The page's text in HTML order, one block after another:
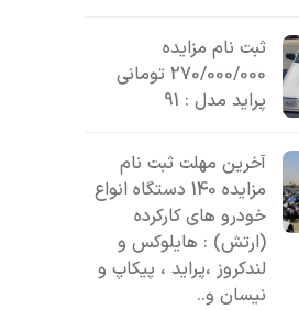
ثبت نام مزایده
270/000/000 تومانی
پراید مدل : 91
آخرین مهلت ثبت نام
مزایده 140 دستگاه انواع
خودرو های کارکرده
(ارتش) : هایلوکس و
لندکروز ،پراید ، پیکاپ و
نیسان و..